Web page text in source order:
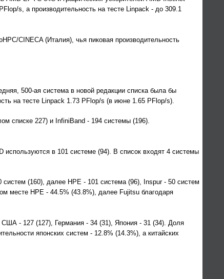
s, а производительность на тесте Linpack - до 309.1
CINECA (Италия), чья пиковая производительность
500-ая система в новой редакции списка была бы
на тесте Linpack 1.73 PFlop/s (в июне 1.65 PFlop/s).
списке 227) и InfiniBand - 194 системы (196).
в 101 системе (94). В список входят 4 системы
(160), далее HPE - 101 система (96), Inspur - 50 систем
месте HPE - 44.5% (43.8%), далее Fujitsu благодаря
- 127 (127), Германия - 34 (31), Япония - 31 (34). Доля
японских систем - 12.8% (14.3%), а китайских